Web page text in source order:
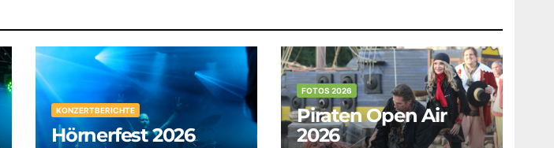
KONZERTBERICHTE
Hörnerfest 2026
FOTOS 2026
Piraten Open Air
2026